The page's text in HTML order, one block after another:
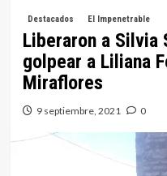
Destacados El Impenetrable
Liberaron a Silvia
golpear a Liliana
Miraflores
9 septiembre, 2021 0